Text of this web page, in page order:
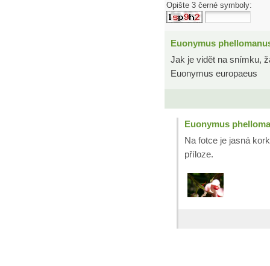
Opište 3 černé symboly:
Euonymus
Jak je vidět na snímku,
Euonymus europaeus
Euonymus
Na fotce je jasná
příloze.